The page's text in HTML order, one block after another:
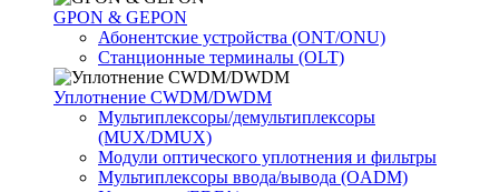
GPON & GEPON
Абонентские устройства (ONT/ONU)
Станционные терминалы (OLT)
Уплотнение CWDM/DWDM
Мультиплексоры/демультиплексоры
(MUX/DMUX)
Модули оптического уплотнения и фильтры
Мультиплексоры ввода/вывода (OADM)